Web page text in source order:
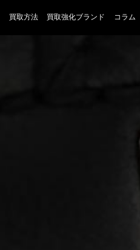
買取方法 買取強化ブランド コラム